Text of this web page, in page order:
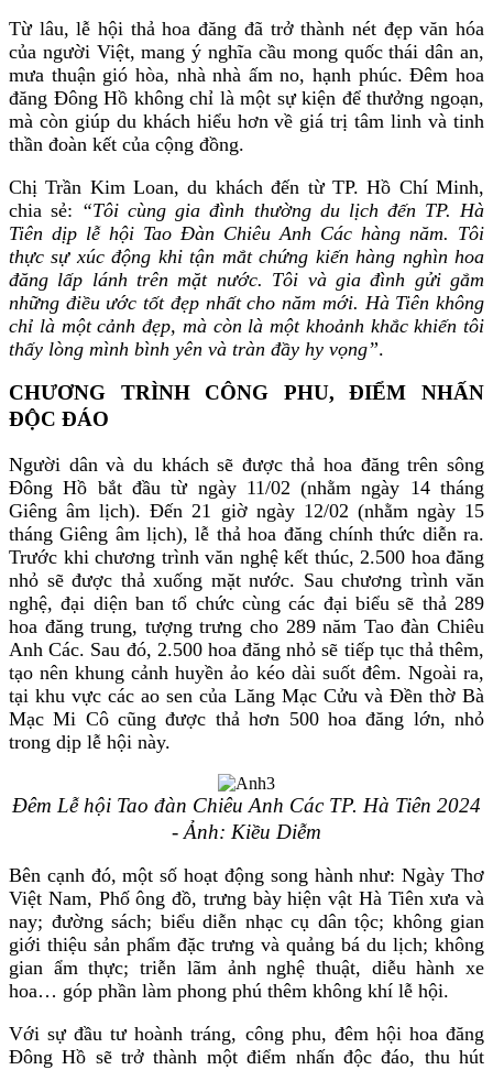
Từ lâu, lễ hội thả hoa đăng đã trở thành nét đẹp văn hóa
của người Việt, mang ý nghĩa cầu mong quốc thái dân an,
mưa thuận gió hòa, nhà nhà ấm no, hạnh phúc. Đêm hoa
đăng Đông Hồ không chỉ là một sự kiện đểthưởng ngoạn,
mà còn giúp du khách hiểu hơn về giá trị tâm linh và tinh
thần đoàn kết của cộng đồng.
Chị Trần Kim Loan, du khách đến từ TP. Hồ Chí Minh,
chia sẻ: “Tôi cùng gia đình thường du lịch đến TP. Hà
Tiên dịp lễ hội Tao Đàn Chiêu Anh Các hàng năm. Tôi
thực sự xúc động khi tận mắt chứng kiến hàng nghìn hoa
đăng lấp lánh trên mặt nước. Tôi và gia đình gửi gắm
những điều ước tốt đẹp nhất cho năm mới. Hà Tiên không
chỉ là một cảnh đẹp, mà còn là một khoảnh khắc khiến tôi
thấy lòng mình bình yên và tràn đầy hy vọng”.
CHƯƠNG TRÌNH CÔNG PHU, ĐIỂM NHẤN
ĐỘC ĐÁO
Người dân và du khách sẽ được thả hoa đăng trên sông
Đông Hồ bắt đầu từ ngày 11/02 (nhằm ngày 14 tháng
Giêng âm lịch). Đến 21 giờ ngày 12/02 (nhằm ngày 15
tháng Giêng âm lịch), lễ thả hoa đăng chính thức diễn ra.
Trước khi chương trình văn nghệ kết thúc, 2.500 hoa đăng
nhỏ sẽ được thả xuống mặt nước. Sau chương trình văn
nghệ, đại diện ban tổ chức cùng các đại biểu sẽ thả 289
hoa đăng trung, tượng trưng cho 289 năm Tao đàn Chiêu
Anh Các. Sau đó, 2.500 hoa đăng nhỏ sẽ tiếp tục thả thêm,
tạo nên khung cảnh huyền ảo kéo dài suốt đêm. Ngoài ra,
tại khu vực các ao sen của Lăng Mạc Cửu và Đền thờ Bà
Mạc Mi Cô cũng được thả hơn 500 hoa đăng lớn, nhỏ
trong dịp lễ hội này.
Đêm Lễ hội Tao đàn Chiêu Anh Các TP. Hà Tiên 2024
- Ảnh: Kiều Diễm
Bên cạnh đó, một số hoạt động song hành như: Ngày Thơ
Việt Nam, Phố ông đồ, trưng bày hiện vật Hà Tiên xưa và
nay; đường sách; biểu diễn nhạc cụ dân tộc; không gian
giới thiệu sản phẩm đặc trưng và quảng bá du lịch; không
gian ẩm thực; triễn lãm ảnh nghệ thuật, diễu hành xe
hoa… góp phần làm phong phú thêm không khí lễ hội.
Với sự đầu tư hoành tráng, công phu, đêm hội hoa đăng
Đông Hồ sẽ trở thành một điểm nhấn độc đáo, thu hút